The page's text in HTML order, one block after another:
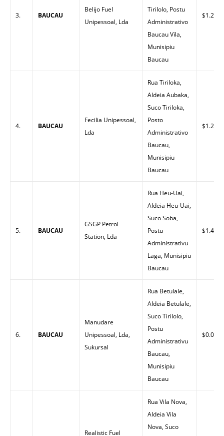
3. BAUCAU
Belijo Fuel
Unipessoal, Lda
Tirilolo, Postu
Administrativo
Baucau Vila,
Munisipiu
Baucau
$1.26
4. BAUCAU
Fecilia Unipessoal,
Lda
Rua Tiriloka,
Aldeia Aubaka,
Suco Tiriloka,
Posto
Administrativo
Baucau,
Munisipiu
Baucau
$1.29
5. BAUCAU
GSGP Petrol
Station, Lda
Rua Heu-Uai,
Aldeia Heu-Uai,
Suco Soba,
Postu
Administrativu
Laga, Munisipiu
Baucau
$1.43
6. BAUCAU
Manudare
Unipessoal, Lda,
Sukursal
Rua Betulale,
Aldeia Betulale,
Suco Tirilolo,
Postu
Administrativu
Baucau,
Munisipiu
Baucau
$0.00
Realistic Fuel
Rua Vila Nova,
Aldeia Vila
Nova, Suco